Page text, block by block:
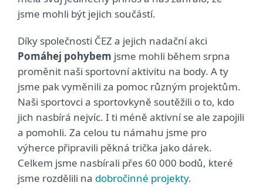
jsme mohli být jejich součástí.
Díky společnosti ČEZ a jejich nadační akci
Pomáhej pohybem jsme mohli během srpna
proměnit naši sportovní aktivitu na body. A ty
jsme pak vyměnili za pomoc různým projektům.
Naši sportovci a sportovkyně soutěžili o to, kdo
jich nasbírá nejvíc. I ti méně aktivní se ale zapojili
a pomohli. Za celou tu námahu jsme pro
výherce připravili pěkná trička jako dárek.
Celkem jsme nasbírali přes 60 000 bodů, které
jsme rozdělili na dobročinné projekty.